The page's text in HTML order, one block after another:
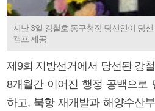
지난 3일 강철호 동구청장 당선인이 당
캠프 제공
제9회 지방선거에서 당선된 강
8개월간 이어진 행정 공백으로
하고, 북항 재개발과 해양수산